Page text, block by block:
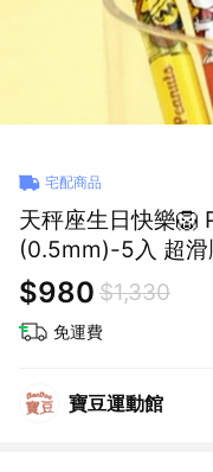
宅配商品
天秤座生日快樂🦁
(0.5mm)-5入 超滑順好寫原子筆文具 繪圖筆 就
職禮 中性紅筆黑筆
比 聖誕節交換禮物
$980 $1,330
免運費
寶豆運動館